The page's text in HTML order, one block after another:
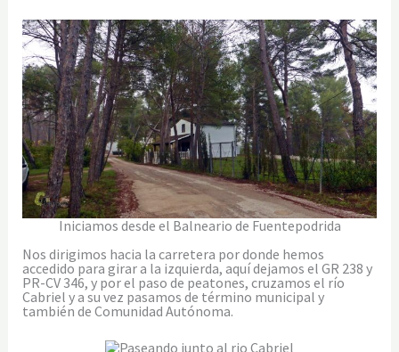
Iniciamos desde el Balneario de Fuentepodrida
Nos dirigimos hacia la carretera por donde hemos
accedido para girar a la izquierda, aquí dejamos el GR 238 y
PR-CV 346, y por el paso de peatones, cruzamos el río
Cabriel y a su vez pasamos de término municipal y
también de Comunidad Autónoma.